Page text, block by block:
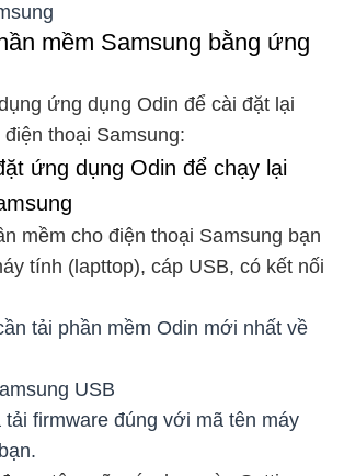
mềm Samsung bằng ứng
ứng dụng Odin để cài đặt lại
thoại Samsung:
ứng dụng Odin để chạy lại
mềm cho điện thoại Samsung bạn
tính (lapttop), cáp USB, có kết nối
tải phần mềm Odin mới nhất về
USB
tải firmware đúng với mã tên máy